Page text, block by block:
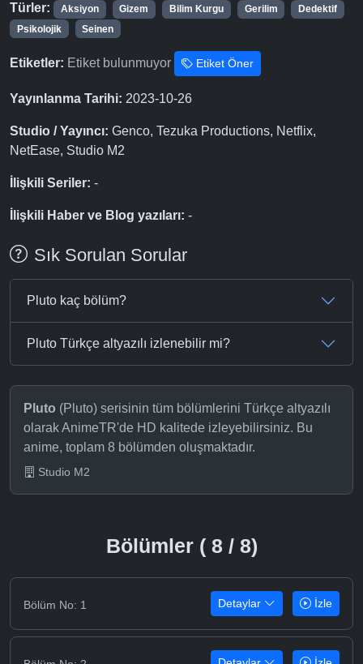
Türler: Aksiyon Gizem Bilim Kurgu Gerilim
Dedektif
Psikolojik
Seinen
Etiketler: Etiket bulunmuyor Etiket Öner
Yayınlanma Tarihi: 2023-10-26
Studio / Yayıncı: Genco, Tezuka Productions, Netflix,
NetEase, Studio M2
İlişkili Seriler: -
İlişkili Haber ve Blog yazıları: -
Sık Sorulan Sorular
Pluto kaç bölüm?
Pluto Türkçe altyazılı izlenebilir mi?
Pluto (Pluto) serisinin tüm bölümlerini Türkçe altyazılı
olarak AnimeTR'de HD kalitede izleyebilirsiniz. Bu
anime, toplam 8 bölümden oluşmaktadır.
Studio M2
Bölümler ( 8 / 8)
Bölüm No: 1 Detaylar İzle